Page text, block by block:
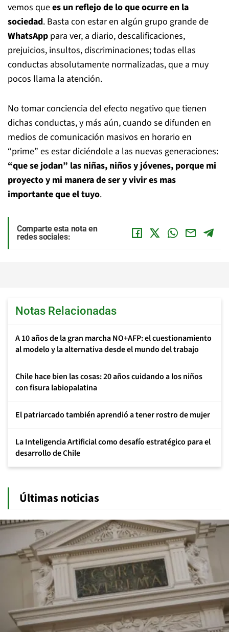
vemos quees un reflejo de lo que ocurre en la
sociedad. Basta con estar en algún grupo grande de
WhatsApp para ver, a diario, descalificaciones,
prejuicios, insultos, discriminaciones; todas ellas
conductas absolutamente normalizadas, que a muy
pocos llama la atención.
No tomar conciencia del efecto negativo que tienen
dichas conductas, y más aún, cuando se difunden en
medios de comunicación masivos en horario en
“prime” es estar diciéndole a las nuevas generaciones:
“que se jodan” las niñas, niños y jóvenes, porque mi
proyecto y mi manera de ser y vivir es mas
importante que el tuyo.
Comparte esta nota en
redes sociales:
Notas Relacionadas
A 10 años de la gran marcha NO+AFP: el cuestionamiento
al modelo y la alternativa desde el mundo del trabajo
Chile hace bien las cosas: 20 años cuidando a los niños
con fisura labiopalatina
El patriarcado también aprendió a tener rostro de mujer
La Inteligencia Artificial como desafío estratégico para el
desarrollo de Chile
Últimas noticias